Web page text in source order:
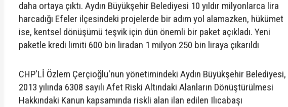
daha ortaya çıktı. Aydın Büyükşehir Belediyesi 10 yıldır milyonlarca lira
harcadığı Efeler ilçesindeki projelerde bir adım yol alamazken, hükümet
ise, kentsel dönüşümü teşvik için dün önemli bir paket açıkladı. Yeni
paketle kredi limiti 600 bin liradan 1 milyon 250 bin liraya çıkarıldı
CHP'Lİ Özlem Çerçioğlu'nun yönetimindeki Aydın Büyükşehir Belediyesi,
2013 yılında 6308 sayılı Afet Riski Altındaki Alanların Dönüştürülmesi
Hakkındaki Kanun kapsamında riskli alan ilan edilen Ilıcabaşı